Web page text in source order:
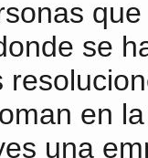
se
en
una